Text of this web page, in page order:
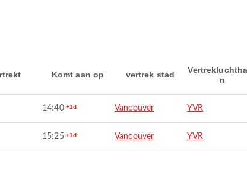
Komt aan op vertrek stad
n
14:40 +1d Vancouver YVR
15:25 +1d Vancouver YVR